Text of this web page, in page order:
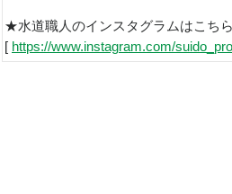
★水道職人のインスタグラムはこちら
[ https://www.instagram.com/